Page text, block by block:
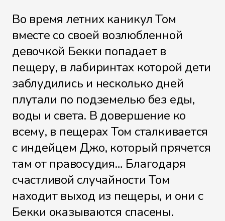
Файл 27
Файл 28
Файл 29
Во время летних каникул Том
вместе со своей возлюбленной
девочкой Бекки попадает в
пещеру, в лабиринтах которой дети
заблудились и несколько дней
плутали по подземелью без еды,
воды и света. В довершение ко
всему, в пещерах Том сталкивается
с индейцем Джо, который прячется
там от правосудия… Благодаря
счастливой случайности Том
находит выход из пещеры, и они с
Бекки оказываются спасены.